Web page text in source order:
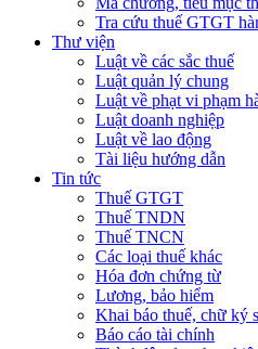
Tra cứu thuế GTGT
Thư viện
Luật về các sắc thuế
Luật quản lý chung
Luật về phạt vi phạm
Luật doanh nghiệp
Luật về lao động
Tài liệu hướng dẫn
Tin tức
Thuế GTGT
Thuế TNDN
Thuế TNCN
Các loại thuế khác
Hóa đơn chứng từ
Lương, bảo hiểm
Khai báo thuế, chữ ký
Báo cáo tài chính